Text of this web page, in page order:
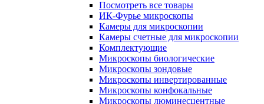
Посмотреть все товары
ИК-Фурье микроскопы
Камеры для микроскопии
Камеры счетные для микроскопии
Комплектующие
Микроскопы биологические
Микроскопы зондовые
Микроскопы инвертированные
Микроскопы конфокальные
Микроскопы люминесцентные